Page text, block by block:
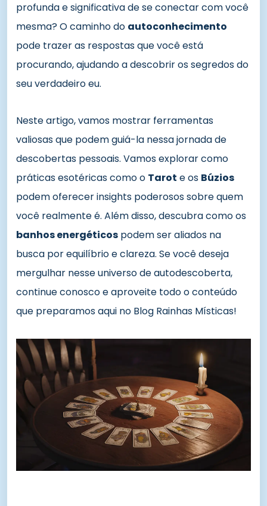
profunda e significativa de se conectar com você
mesma? O caminho do autoconhecimento
pode trazer as respostas que você está
procurando, ajudando a descobrir os segredos do
seu verdadeiro eu.
Neste artigo, vamos mostrar ferramentas
valiosas que podem guiá-la nessa jornada de
descobertas pessoais. Vamos explorar como
práticas esotéricas como o Tarot e os Búzios
podem oferecer insights poderosos sobre quem
você realmente é. Além disso, descubra como os
banhos energéticos podem ser aliados na
busca por equilíbrio e clareza. Se você deseja
mergulhar nesse universo de autodescoberta,
continue conosco e aproveite todo o conteúdo
que preparamos aqui no Blog Rainhas Místicas!